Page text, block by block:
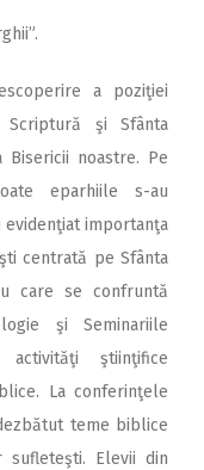
a poziţiei
şi Sfânta
noastre. Pe
eparhiile s-au
importanţa
centrată pe Sfânta
care se confruntă
şi Seminariile
ştiinţifice
La conferinţele
teme biblice
Elevii din